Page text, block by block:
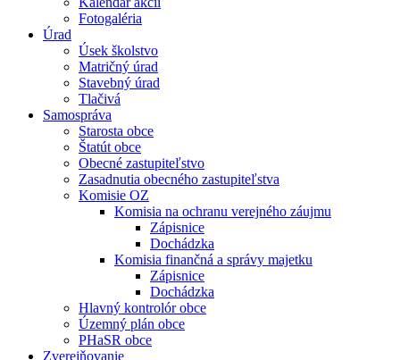
Fotogaléria
Úrad
Úsek školstvo
Matričný úrad
Stavebný úrad
Tlačivá
Samospráva
Starosta obce
Štatút obce
Obecné zastupiteľstvo
Zasadnutia obecného zastupiteľstva
Komisie OZ
Komisia na ochranu verejného záujmu
Zápisnice
Dochádzka
Komisia finančná a správy majetku
Zápisnice
Dochádzka
Hlavný kontrolór obce
Územný plán obce
PHaSR obce
Zverejňovanie